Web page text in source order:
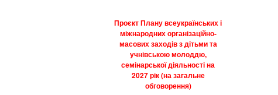
Проєкт Плану всеукраїнських і
міжнародних організаційно-
масових заходів з дітьми та
учнівською молоддю,
семінарської діяльності на
2027 рік (на загальне
обговорення)